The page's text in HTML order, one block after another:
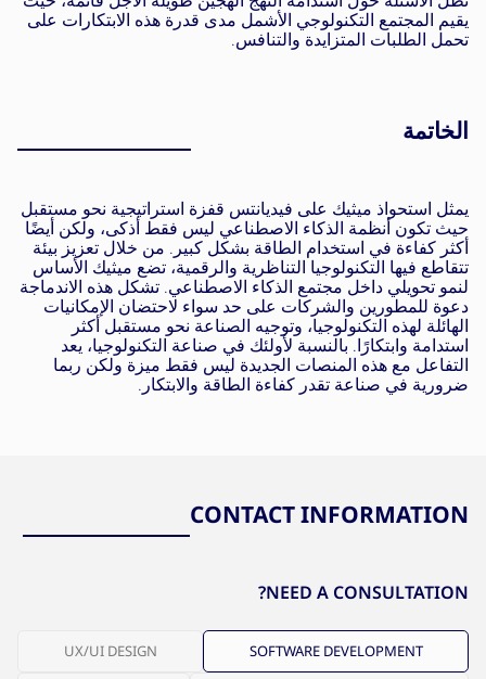
يقيم المجتمع التكنولوجي الأشمل مدى قدرة هذه الابتكارات على
تحمل الطلبات المتزايدة والتنافس.
الخاتمة
يمثل استحواذ ميثيك على فيديانتس قفزة استراتيجية نحو مستقبل
حيث تكون أنظمة الذكاء الاصطناعي ليس فقط أذكى، ولكن أيضًا
أكثر كفاءة في استخدام الطاقة بشكل كبير. من خلال تعزيز بيئة
تتقاطع فيها التكنولوجيا التناظرية والرقمية، تضع ميثيك الأساس
لنمو تحويلي داخل مجتمع الذكاء الاصطناعي. تشكل هذه الاندماجة
دعوة للمطورين والشركات على حد سواء لاحتضان الإمكانيات
الهائلة لهذه التكنولوجيا، وتوجيه الصناعة نحو مستقبل أكثر
استدامة وابتكارًا. بالنسبة لأولئك في صناعة التكنولوجيا، يعد
التفاعل مع هذه المنصات الجديدة ليس فقط ميزة ولكن ربما
ضرورية في صناعة تقدر كفاءة الطاقة والابتكار.
CONTACT INFORMATION
NEED A CONSULTATION?
SOFTWARE DEVELOPMENT
UX/UI DESIGN